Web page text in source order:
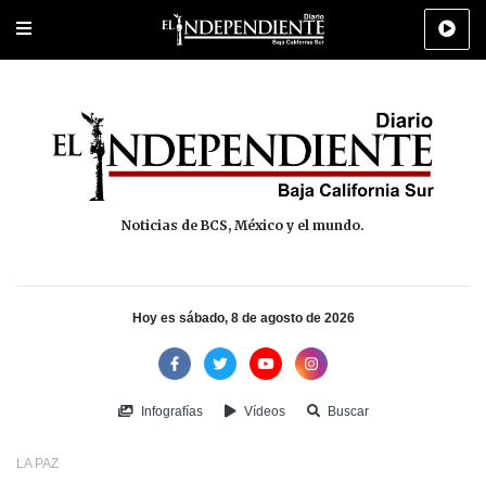
Portada Los Cabos Policiaca Deportes Cultura
Noticias de BCS, México y el mundo.
Hoy es sábado, 8 de agosto de 2026
Infografías Vídeos Buscar
LA PAZ